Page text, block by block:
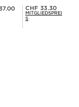
Mitgliederpreis CHF 33.30
CHF 33.30
MITGLIEDSPREI
S